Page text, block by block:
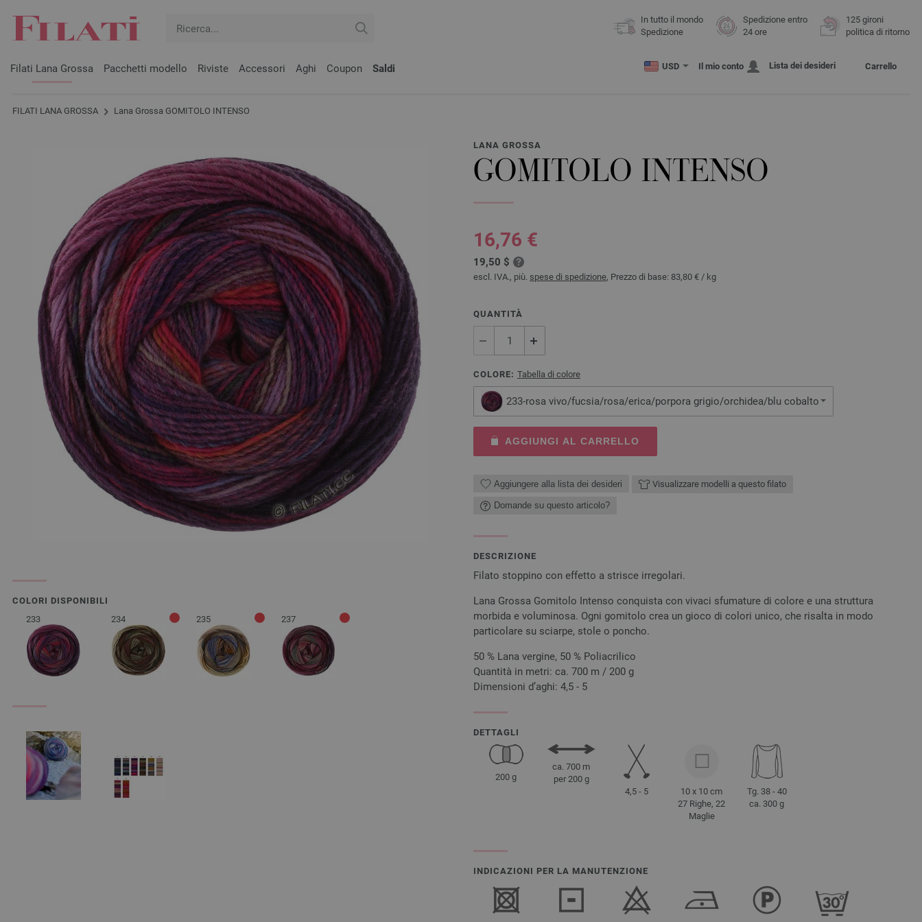
In tutto il mondo
Spedizione
Spedizione entro
24 ore
125 gironi
politica di ritorno
Filati Lana Grossa Pacchetti modello Riviste Accessori Aghi Coupon Saldi USD Il mio conto Lista dei desideri Carrello
FILATI LANA GROSSA Lana Grossa GOMITOLO INTENSO
COLORI DISPONIBILI
233
234 235 237
LANA GROSSA
GOMITOLO INTENSO
16,76 €
19,50 $
escl. IVA., più. spese di spedizione, Prezzo di base: 83,80 € / kg
QUANTITÀ
COLORE: Tabella di colore
233-rosa vivo/fucsia/rosa/erica/porpora grigio/orchidea/blu cobalto
AGGIUNGI AL CARRELLO
Aggiungere alla lista dei desideri Visualizzare modelli a questo filato
Domande su questo articolo?
DESCRIZIONE
Filato stoppino con effetto a strisce irregolari.
Lana Grossa Gomitolo Intenso conquista con vivaci sfumature di colore e una struttura
morbida e voluminosa. Ogni gomitolo crea un gioco di colori unico, che risalta in modo
particolare su sciarpe, stole o poncho.
50 % Lana vergine, 50 % Poliacrilico
Quantità in metri: ca. 700 m / 200 g
Dimensioni d’aghi: 4,5 - 5
DETTAGLI
200 g
ca. 700 m
per 200 g
4,5 - 5
10 x 10 cm
27 Righe, 22
Maglie
Tg. 38 - 40
ca. 300 g
INDICAZIONI PER LA MANUTENZIONE